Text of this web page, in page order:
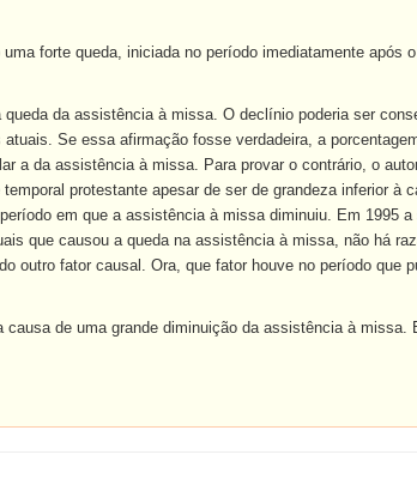
forte queda, iniciada no período imediatamente após
da assistência à missa. O declínio poderia ser
Se essa afirmação fosse verdadeira, a
a da assistência à missa. Para provar o contrário, o
protestante apesar de ser de grandeza inferior à
em que a assistência à missa diminuiu. Em 1995 a
que causou a queda na assistência à missa, não há
outro fator causal. Ora, que fator houve no período que
de uma grande diminuição da assistência à missa.